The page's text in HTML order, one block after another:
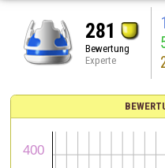
281
Bewertung
Experte